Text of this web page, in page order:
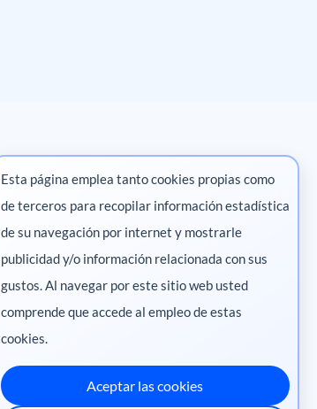
Marketing digital
Pharma
Esta página emplea tanto cookies propias como
de terceros para recopilar información estadística
de su navegación por internet y mostrarle
publicidad y/o información relacionada con sus
gustos. Al navegar por este sitio web usted
comprende que accede al empleo de estas
cookies.
Aceptar las cookies